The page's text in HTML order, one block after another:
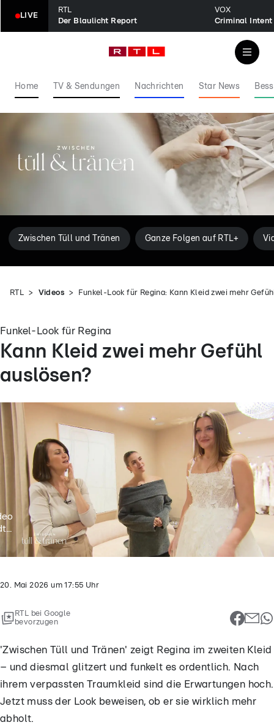
LIVE
RTL
Der Blaulicht Report
VOX
Home TV & Sendungen Nachrichten Star News
Zwischen Tüll und Tränen Ganze Folgen auf RTL+
RTL Videos Funkel-Look für Regina: Kann Kleid zwei mehr
Funkel-Look für Regina
Kann Kleid zwei mehr Gefühl
auslösen?
20. Mai 2026 um 17:55 Uhr
RTL bei Google
bevorzugen
'Zwischen Tüll und Tränen' zeigt Regina im zweiten Kleid
– und diesmal glitzert und funkelt es ordentlich. Nach
ihrem verpassten Traumkleid sind die Erwartungen hoch.
Jetzt muss der Look beweisen, ob er sie wirklich mehr
abholt.